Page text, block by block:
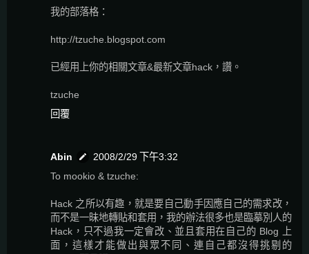
我的部落格：
http://tzuche.blogspot.com
已經用上你的相關文章&最新文章hack，讚。
tzuche
回覆
Abin
2008/2/29 下午3:32
To mookio & tzuche:
Hack 之所以有趣，就是要自己動手因應自己的需求改，
而不是一昧地轉貼和套用，我的辦法很多也是臨摹別人的
Hack，只不過我一定會改、並且套用在自己的 Blog 上
面，這樣才能做出與眾不同、連自己都沒得挑剔的